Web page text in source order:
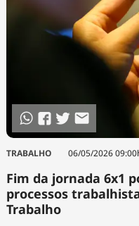
TRABALHO 06/05/2026
Fim da jornada 6x1
processos
Trabalho